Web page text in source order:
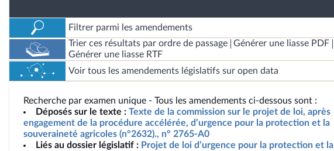
Filtrer parmi les amendements
Trier ces résultats par ordre de passage
Générer une liasse PDF
Générer une liasse RTF
Voir tous les amendements législatifs sur open data
Recherche par examen unique - Tous les amendements ci-dessous sont :
Déposés sur le texte : Texte de la commission sur le projet de loi, après
engagement de la procédure accélérée, d’urgence pour la protection et la
souveraineté agricoles (n°2632)., n° 2765-A0
Liés au dossier législatif : Projet de loi d’urgence pour la protection et la